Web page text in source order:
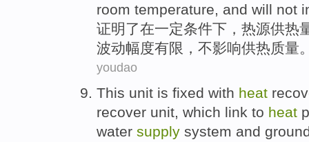
room temperature , and will not
证明了在一定条件下 ， 热源供热
波动幅度有限， 不影响供热质量
youdao
This unit is fixed with heat
recover unit, which link to heat
water supply system and